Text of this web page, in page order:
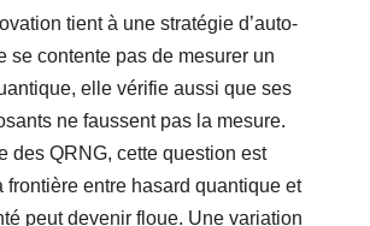
tient à une stratégie d’auto-
se contente pas de mesurer un
elle vérifie aussi que ses
ne faussent pas la mesure.
des QRNG, cette question est
frontière entre hasard quantique et
peut devenir floue. Une variation